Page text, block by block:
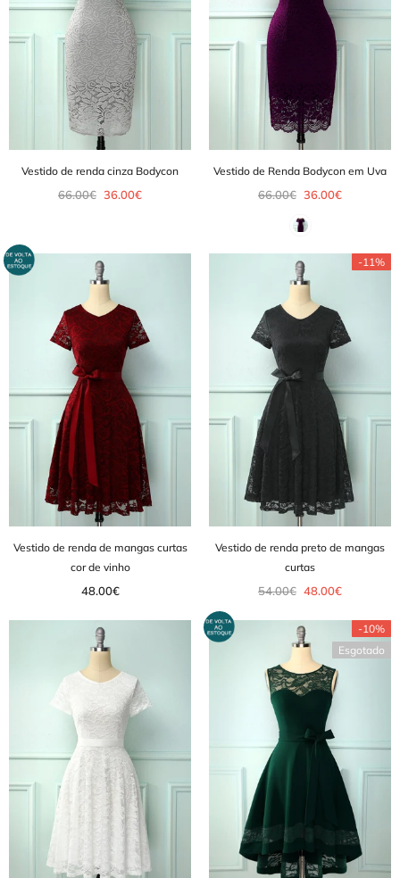
Vestido de renda cinza Bodycon
66.00€ 36.00€
Vestido de Renda Bodycon em Uva
66.00€ 36.00€
Vestido de renda de mangas curtas
cor de vinho
48.00€
-11%
Vestido de renda preto de mangas
curtas
54.00€ 48.00€
-10%
Esgotado